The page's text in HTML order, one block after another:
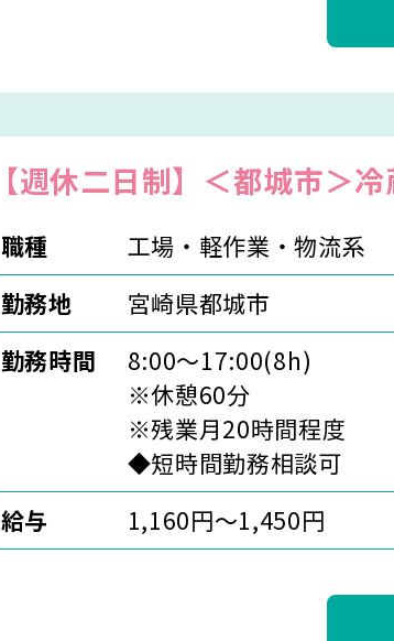
【週休二日制】＜都城市＞
職種
工場・軽作業・物流系
勤務地
宮崎県都城市
勤務時間
8:00～17:00(8h)
※休憩60分
※残業月20時間程度
◆短時間勤務相談可
給与
1,160円～1,450円